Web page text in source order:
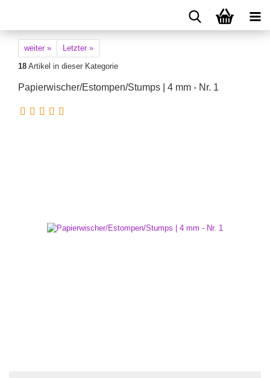
weiter »
Letzter »
18 Artikel in dieser Kategorie
Papierwischer/Estompen/Stumps | 4 mm - Nr. 1